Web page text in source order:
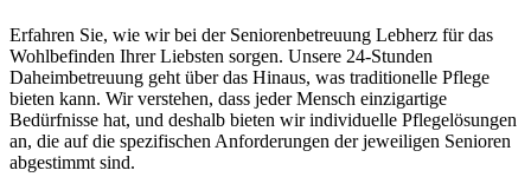
Erfahren Sie, wie wir bei der Seniorenbetreuung Lebherz für das
Wohlbefinden Ihrer Liebsten sorgen. Unsere 24-Stunden
Daheimbetreuung geht über das Hinaus, was traditionelle Pflege
bieten kann. Wir verstehen, dass jeder Mensch einzigartige
Bedürfnisse hat, und deshalb bieten wir individuelle Pflegelösungen
an, die auf die spezifischen Anforderungen der jeweiligen Senioren
abgestimmt sind.